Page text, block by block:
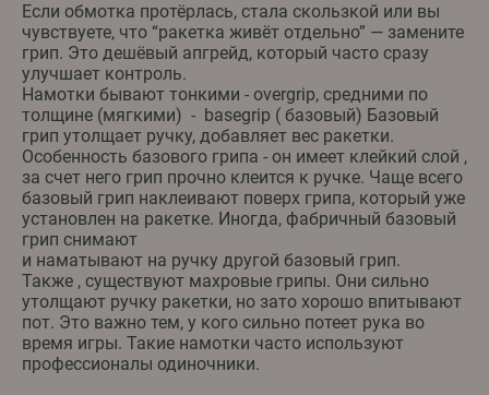
Если обмотка протёрлась, стала скользкой или вы
чувствуете, что “ракетка живёт отдельно” — замените
грип. Это дешёвый апгрейд, который часто сразу
улучшает контроль.
Намотки бывают тонкими - overgrip, средними по
толщине (мягкими) - basegrip ( базовый) Базовый
грип утолщает ручку, добавляет вес ракетки.
Особенность базового грипа - он имеет клейкий слой ,
за счет него грип прочно клеится к ручке. Чаще всего
базовый грип наклеивают поверх грипа, который уже
установлен на ракетке. Иногда, фабричный базовый
грип снимают
и наматывают на ручку другой базовый грип.
Также , существуют махровые грипы. Они сильно
утолщают ручку ракетки, но зато хорошо впитывают
пот. Это важно тем, у кого сильно потеет рука во
время игры. Такие намотки часто используют
профессионалы одиночники.